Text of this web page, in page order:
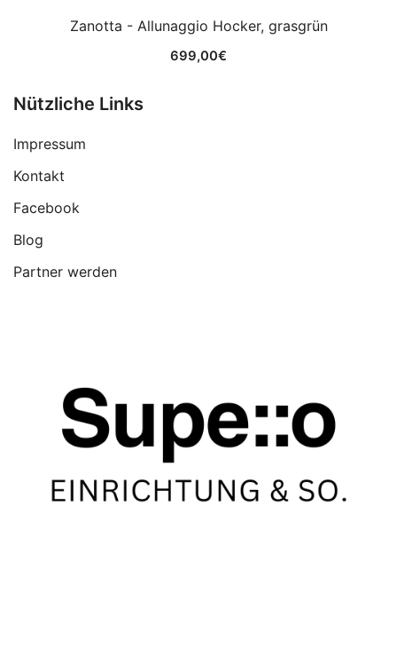
Zanotta - Allunaggio Hocker, grasgrün
699,00€
Nützliche Links
Impressum
Kontakt
Facebook
Blog
Partner werden